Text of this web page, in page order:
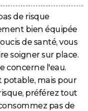
de risque
bien équipée
de santé, vous
soigner sur place.
concerne l'eau.
mais pour
préférez tout
pas de